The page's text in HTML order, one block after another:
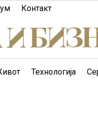
Контакт
Технологија